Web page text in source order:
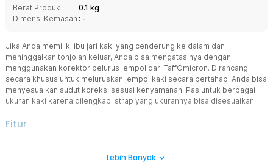
Berat Produk
0.1 kg
Dimensi Kemasan : -
Jika Anda memiliki ibu jari kaki yang cenderung ke dalam dan
meninggalkan tonjolan keluar, Anda bisa mengatasinya dengan
menggunakan korektor pelurus jempol dari TaffOmicron. Dirancang
secara khusus untuk meluruskan jempol kaki secara bertahap. Anda bisa
menyesuaikan sudut koreksi sesuai kenyamanan. Pas untuk berbagai
ukuran kaki karena dilengkapi strap yang ukurannya bisa disesuaikan.
Fitur
Korektor pelurus jempol kaki membantu mengurangi tekanan pada
Lebih Banyak